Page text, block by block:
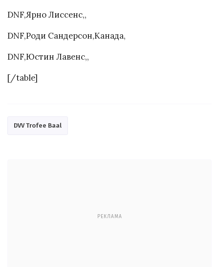
DNF,Ярно Лиссенс,,
DNF,Роди Сандерсон,Канада,
DNF,Юстин Лавенс,,
[/table]
DVV Trofee Baal
РЕКЛАМА